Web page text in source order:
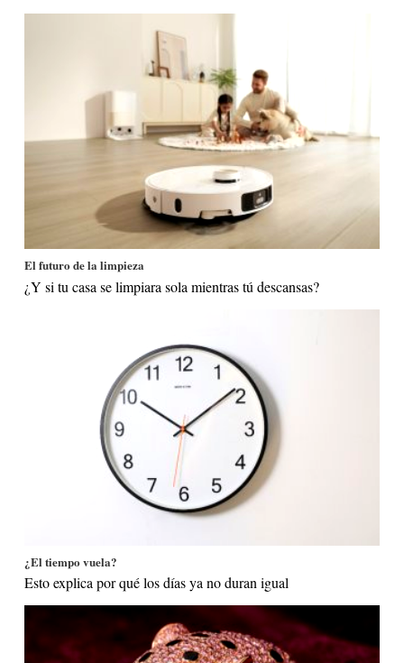
El futuro de la limpieza
¿Y si tu casa se limpiara sola mientras tú descansas?
¿El tiempo vuela?
Esto explica por qué los días ya no duran igual